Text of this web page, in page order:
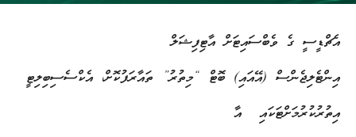
އެޗްޑީސީ ގެ ވެބްސައިޓަށް އާޓިފިޝަލް
އިންޓެލިޖެންސް (އޭއައި) ބޮޓް “މިތުރު” ތައާރަފުކޮށް، އެކްސެސިބިލިޓީ
އިތުރުކުރުމަށްޓަކައި އާ